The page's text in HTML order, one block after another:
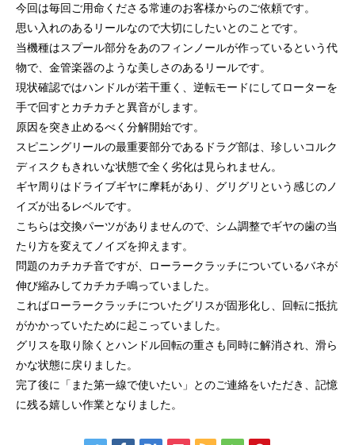
シマノ バンタム1000SGの1年点検
2025.02.26
ダイワ スパルタン
BSフジ「名品再生
今回は毎回ご用命くださる常連のお客様からのご依頼です。
思い入れのあるリールなので大切にしたいとのことです。
当機種はスプール部分をあのフィンノールが作っているという代
物で、金管楽器のような美しさのあるリールです。
現状確認ではハンドルが若干重く、逆転モードにしてローターを
手で回すとカチカチと異音がします。
原因を突き止めるべく分解開始です。
スピニングリールの最重要部分であるドラグ部は、珍しいコルク
ディスクもきれいな状態で全く劣化は見られません。
ギヤ周りはドライブギヤに摩耗があり、グリグリという感じのノ
イズが出るレベルです。
こちらは交換パーツがありませんので、シム調整でギヤの歯の当
たり方を変えてノイズを抑えます。
問題のカチカチ音ですが、ローラークラッチについているバネが
伸び縮みしてカチカチ鳴っていました。
こればローラークラッチについたグリスが固形化し、回転に抵抗
がかかっていたために起こっていました。
グリスを取り除くとハンドル回転の重さも同時に解消され、滑ら
かな状態に戻りました。
完了後に「また第一線で使いたい」とのご連絡をいただき、記憶
に残る嬉しい作業となりました。